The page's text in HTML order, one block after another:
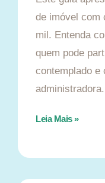
de imóvel com
mil. Entenda
quem pode
contemplado e
administradora.
Leia Mais »